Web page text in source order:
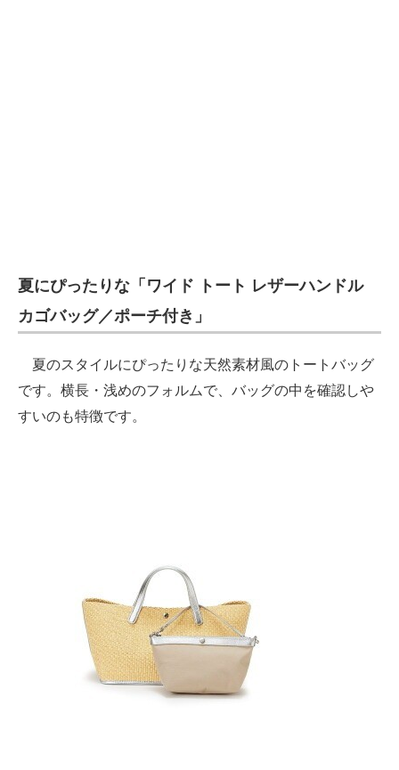
夏にぴったりな「ワイド トート レザーハンドル
カゴバッグ／ポーチ付き」
夏のスタイルにぴったりな天然素材風のトートバッグ
です。横長・浅めのフォルムで、バッグの中を確認しや
すいのも特徴です。